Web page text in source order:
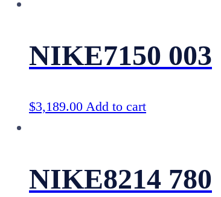
NIKE7150 003
$3,189.00 Add to cart
NIKE8214 780